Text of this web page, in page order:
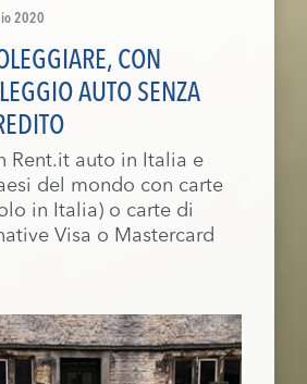
2020
CON
AUTO SENZA
Rent.it auto in Italia e
del mondo con carte
in Italia) o carte di
Visa o Mastercard